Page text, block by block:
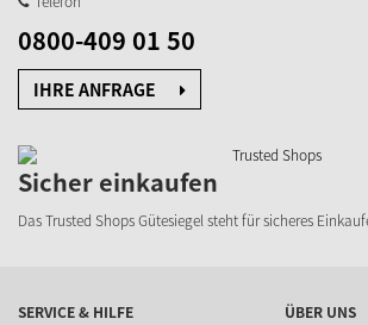
0800-409 01 50
IHRE ANFRAGE
Sicher einkaufen
Das Trusted Shops Gütesiegel steht für sicheres
SERVICE & HILFE
ÜBER UNS